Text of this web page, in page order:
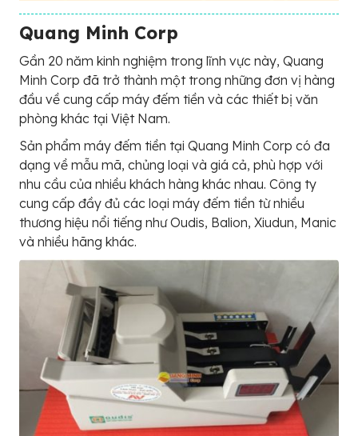
Quang Minh Corp
Gần 20 năm kinh nghiệm trong lĩnh vực này, Quang
Minh Corp đã trở thành một trong những đơn vị hàng
đầu về cung cấp máy đếm tiền và các thiết bị văn
phòng khác tại Việt Nam.
Sản phẩm máy đếm tiền tại Quang Minh Corp có đa
dạng về mẫu mã, chủng loại và giá cả, phù hợp với
nhu cầu của nhiều khách hàng khác nhau. Công ty
cung cấp đầy đủ các loại máy đếm tiền từ nhiều
thương hiệu nổi tiếng như Oudis, Balion, Xiudun, Manic
và nhiều hãng khác.